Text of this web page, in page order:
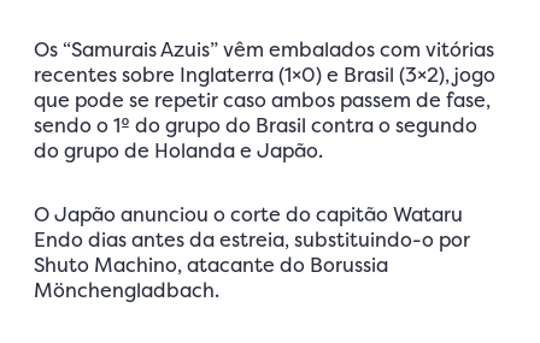
Os “Samurais Azuis” vêm embalados com vitórias
recentes sobre Inglaterra (1×0) e Brasil (3×2), jogo
que pode se repetir caso ambos passem de fase,
sendo o 1º do grupo do Brasil contra o segundo
do grupo de Holanda e Japão.
O Japão anunciou o corte do capitão Wataru
Endo dias antes da estreia, substituindo-o por
Shuto Machino, atacante do Borussia
Mönchengladbach.